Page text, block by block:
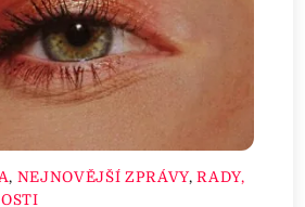
, NEJNOVĚJŠÍ ZPRÁVY,RADY,